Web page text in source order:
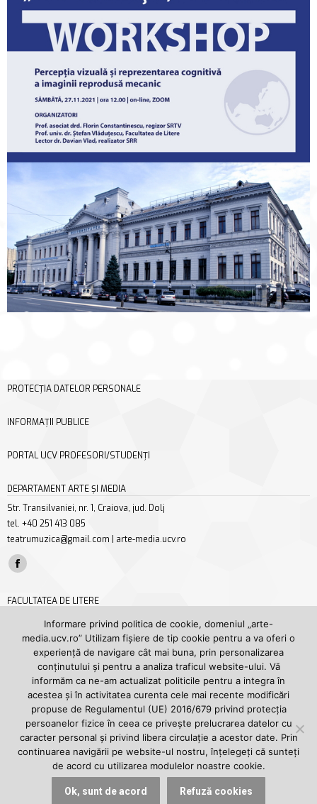
PROTECȚIA DATELOR PERSONALE
INFORMAȚII PUBLICE
PORTAL UCV PROFESORI/STUDENȚI
DEPARTAMENT ARTE ȘI MEDIA
Str. Transilvaniei, nr. 1, Craiova, jud. Dolj
tel. +40 251 413 085
teatrumuzica@gmail.com | arte-media.ucv.ro
Find us on:
Facebook
opens
new
window
FACULTATEA DE LITERE
Str. A. I. Cuza nr. 13, Craiova, jud. Dolj
tel/fax +40 251 414 468
secretariat.litere@ucv.ro | litere.ucv.ro/litere
Find us on:
Facebook
page
opens
in
new
YouTube
page
opens
in
new
window
UNIVERSITATEA DIN CRAIOVA
Str. A. I. Cuza nr. 13, Craiova, jud. Dolj
tel. +40 251 414 398
rectorat@central.ucv.ro | ucv.ro
YouTube
Informare privind politica de cookie, domeniul „arte-
media.ucv.ro” Utilizam fișiere de tip cookie pentru a va oferi o
experiență de navigare cât mai buna, prin personalizarea
conținutului și pentru a analiza traficul website-ului. Vă
informăm ca ne-am actualizat politicile pentru a integra în
acestea și în activitatea curenta cele mai recente modificări
propuse de Regulamentul (UE) 2016/679 privind protecția
persoanelor fizice în ceea ce privește prelucrarea datelor cu
caracter personal și privind libera circulație a acestor date. Prin
continuarea navigării pe website-ul nostru, înțelegeți că sunteți
de acord cu utilizarea modulelor noastre cookie.
Ok, sunt de acord Refuză cookies